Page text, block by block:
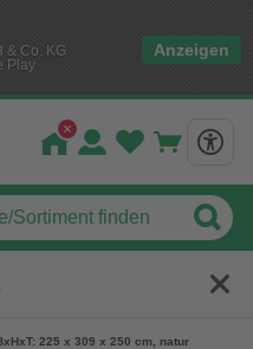
& Co. KG
Play
Anzeigen
225 x 309 x 250 cm, natur